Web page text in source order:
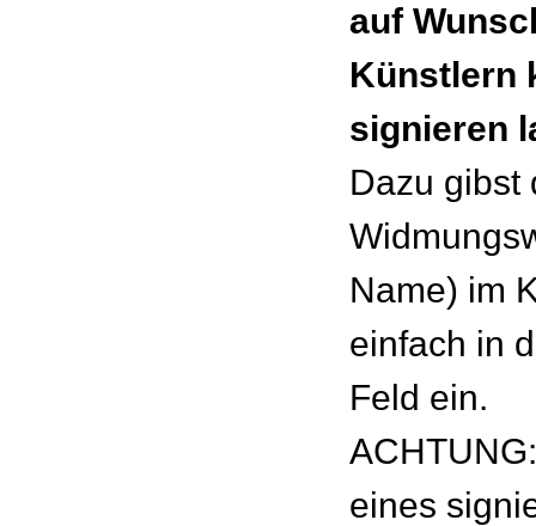
auf
Künstlern
signieren
Dazu gibst
Name) im
einfach in
Feld ein.
eines